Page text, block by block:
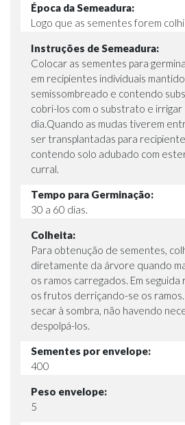
Época da Semeadura:
Logo que as sementes forem
Instruções de Semeadura:
Colocar as sementes para
em recipientes individuais
semissombreado e contendo
cobri-los com o substrato e irrigar
dia.Quando as mudas tiverem
ser transplantadas para
contendo solo adubado com
curral.
Tempo para Germinação:
30 a 60 dias.
Colheita:
Para obtenução de sementes,
diretamente da árvore quando
os ramos carregados. Em
os frutos derriçando-se os
secar à sombra, não havendo
despolpá-los.
Sementes por envelope:
400
Peso envelope:
5